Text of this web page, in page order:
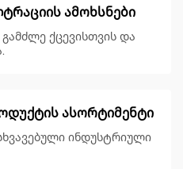
ამოხსნები
ქცევისთვის და
ასორტიმენტი
ინდუსტრიული